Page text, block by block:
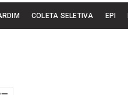
COLETA SELETIVA EPI